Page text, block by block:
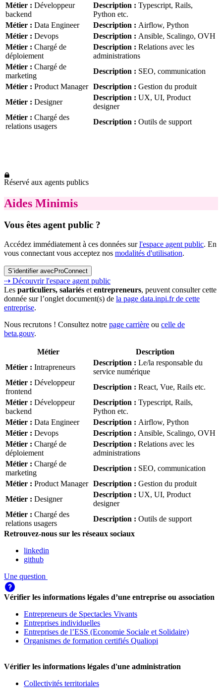
Métier : Développeur
backend
Description : Typescript, Rails,
Python etc.
Métier : Data Engineer Description : Airflow, Python
Métier : Devops Description : Ansible, Scalingo, OVH
Métier : Chargé de
déploiement
Description : Relations avec les
administrations
Métier : Chargé de
marketing
Description : SEO, communication
Métier : Product Manager Description : Gestion du produit
Métier : Designer
Description : UX, UI, Product
designer
Métier : Chargé des
relations usagers
Description : Outils de support
Réservé aux agents publics
Aides Minimis
Vous êtes agent public ?
Accédez immédiatement à ces données sur l'espace agent public. En
vous connectant vous acceptez nos modalités d'utilisation.
S’identifier avec ProConnect
⇢ Découvrir l'espace agent public
Les particuliers, salariés et entrepreneurs, peuvent consulter cette
donnée sur l’onglet document(s) de la page data.inpi.fr de cette
entreprise.
Nous recrutons ! Consultez notre page carrière ou celle de
beta.gouv.
Métier
Description
Métier : Intrapreneurs
Description : Le/la responsable du
service numérique
Métier : Développeur
frontend
Description : React, Vue, Rails etc.
Métier : Développeur
backend
Description : Typescript, Rails,
Python etc.
Métier : Data Engineer Description : Airflow, Python
Métier : Devops Description : Ansible, Scalingo, OVH
Métier : Chargé de
déploiement
Description : Relations avec les
administrations
Métier : Chargé de
marketing
Description : SEO, communication
Métier : Product Manager Description : Gestion du produit
Métier : Designer
Description : UX, UI, Product
designer
Métier : Chargé des
relations usagers
Description : Outils de support
Retrouvez-nous sur les réseaux sociaux
linkedin
github
Une question
Vérifier les informations légales d’une entreprise ou association
Entrepreneurs de Spectacles Vivants
Entreprises individuelles
Entreprises de l’ESS (Economie Sociale et Solidaire)
Organismes de formation certifiés Qualiopi
Vérifier les informations légales d'une administration
Collectivités territoriales